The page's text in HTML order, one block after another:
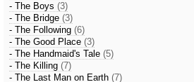
- The Boys (3)
- The Bridge (3)
- The Following (6)
- The Good Place (3)
- The Handmaid's Tale (5)
- The Killing (7)
- The Last Man on Earth (7)